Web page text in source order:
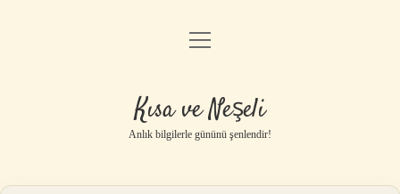
Anasayfa
Yasal Uyarı
menüyü
Kısa ve Neşeli
Anlık bilgilerle gününü şenlendir!